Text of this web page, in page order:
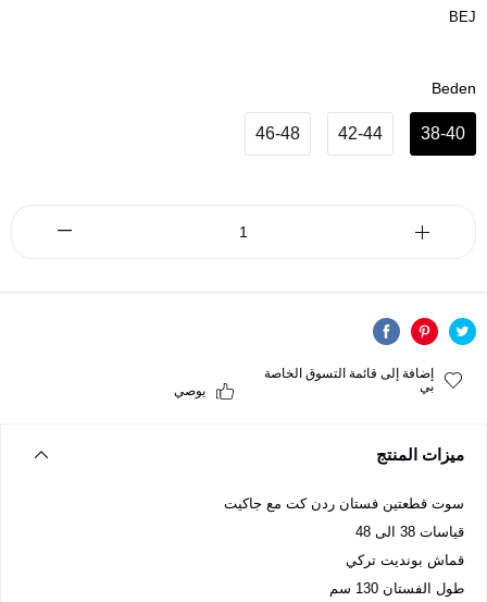
BEJ
Beden
38-40
42-44
46-48
إضافة إلى قائمة التسوق الخاصة
بي
يوصي
ميزات المنتج
سوت قطعتين فستان ردن كت مع جاكيت
قياسات 38 الى 48
قماش بونديت تركي
طول الفستان 130 سم